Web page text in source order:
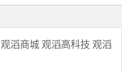
观滔商城 观滔高科技 观滔